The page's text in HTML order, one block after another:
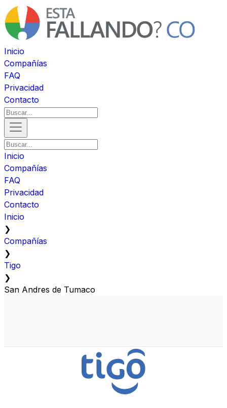
Inicio
Compañías
FAQ
Privacidad
Contacto
Inicio
Compañías
FAQ
Privacidad
Contacto
Inicio
❯
Compañías
❯
Tigo
❯
San Andres de Tumaco